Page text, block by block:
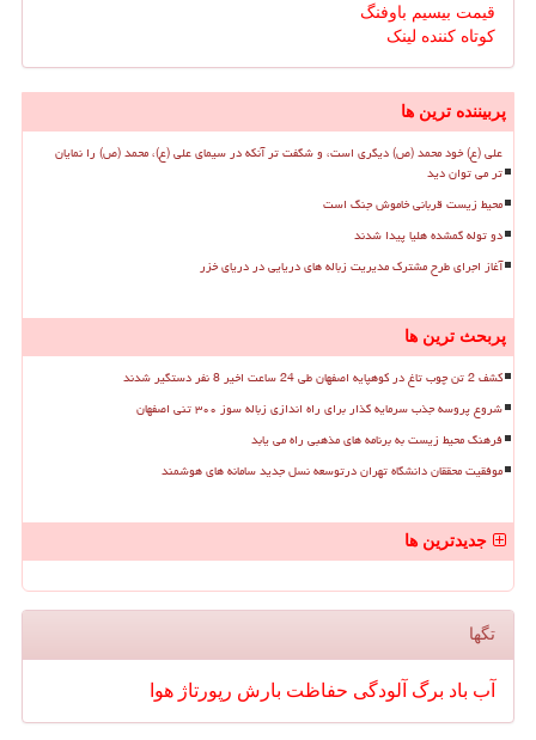
قیمت بیسیم باوفنگ
کوتاه کننده لینک
پربیننده ترین ها
علی (ع) خود محمد (ص) دیگری است، و شگفت تر آنکه در سیمای علی (ع)، محمد (ص) را نمایان
تر می توان دید
محیط زیست قربانی خاموش جنگ است
دو توله گمشده هلیا پیدا شدند
آغاز اجرای طرح مشترک مدیریت زباله های دریایی در دریای خزر
پربحث ترین ها
کشف 2 تن چوب تاغ در کوهپایه اصفهان طی 24 ساعت اخیر 8 نفر دستگیر شدند
شروع پروسه جذب سرمایه گذار برای راه اندازی زباله سوز ۳۰۰ تنی اصفهان
فرهنگ محیط زیست به برنامه های مذهبی راه می یابد
موفقیت محققان دانشگاه تهران درتوسعه نسل جدید سامانه های هوشمند
جدیدترین ها
تگها
آب باد برگ آلودگی حفاظت بارش رپورتاژ هوا